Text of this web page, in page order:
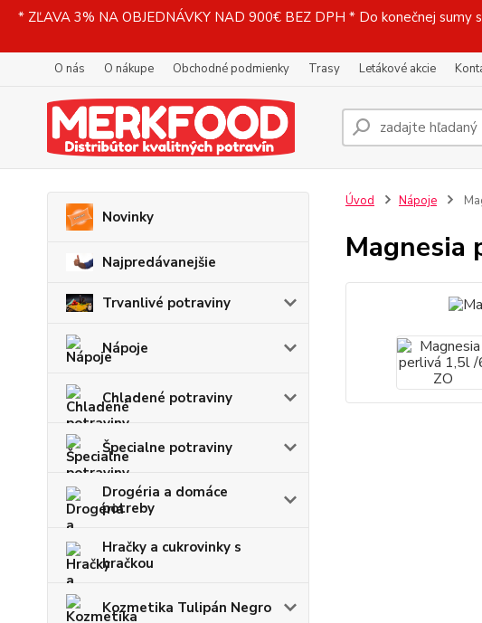
* ZĽAVA 3% NA OBJEDNÁVKY NAD 900€ BEZ DPH * Do konečnej
O nás O nákupe Obchodné podmienky Trasy Letákové akcie
Novinky
Najpredávanejšie
Trvanlivé potraviny
Nápoje
Chladené potraviny
Špecialne potraviny
Drogéria a domáce
potreby
Hračky a cukrovinky s
hračkou
Kozmetika Tulipán Negro
Úvod Nápoje
Magnesia